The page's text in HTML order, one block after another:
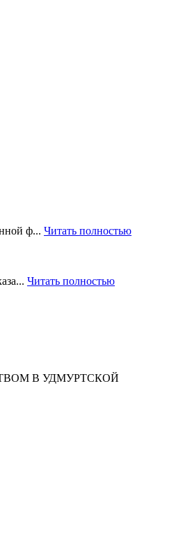
ф... Читать полностью
Читать полностью
В УДМУРТСКОЙ